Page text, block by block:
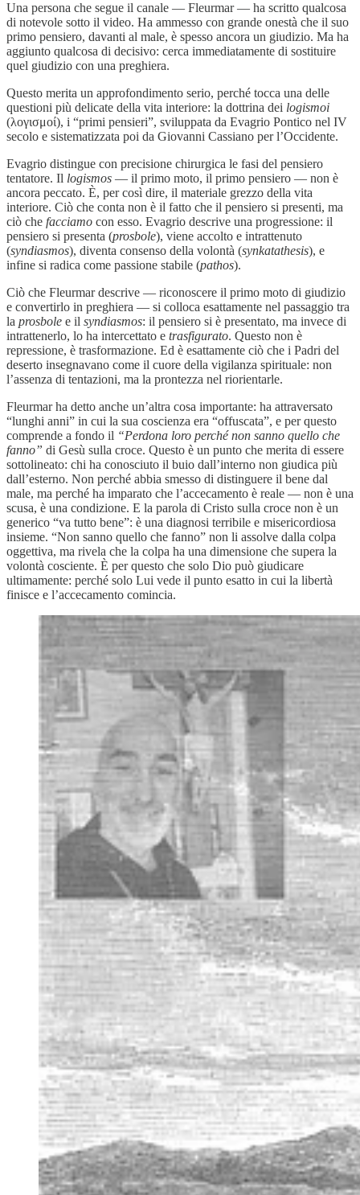
Una persona che segue il canale — Fleurmar — ha scritto qualcosa
di notevole sotto il video. Ha ammesso con grande onestà che il suo
primo pensiero, davanti al male, è spesso ancora un giudizio. Ma ha
aggiunto qualcosa di decisivo: cerca immediatamente di sostituire
quel giudizio con una preghiera.
Questo merita un approfondimento serio, perché tocca una delle
questioni più delicate della vita interiore: la dottrina dei logismoi
(λογισμοί), i “primi pensieri”, sviluppata da Evagrio Pontico nel IV
secolo e sistematizzata poi da Giovanni Cassiano per l’Occidente.
Evagrio distingue con precisione chirurgica le fasi del pensiero
tentatore. Il logismos — il primo moto, il primo pensiero — non è
ancora peccato. È, per così dire, il materiale grezzo della vita
interiore. Ciò che conta non è il fatto che il pensiero si presenti, ma
ciò che facciamo con esso. Evagrio descrive una progressione: il
pensiero si presenta (prosbole), viene accolto e intrattenuto
(syndiasmos), diventa consenso della volontà (synkatathesis), e
infine si radica come passione stabile (pathos).
Ciò che Fleurmar descrive — riconoscere il primo moto di giudizio
e convertirlo in preghiera — si colloca esattamente nel passaggio tra
la prosbole e il syndiasmos: il pensiero si è presentato, ma invece di
intrattenerlo, lo ha intercettato e trasfigurato. Questo non è
repressione, è trasformazione. Ed è esattamente ciò che i Padri del
deserto insegnavano come il cuore della vigilanza spirituale: non
l’assenza di tentazioni, ma la prontezza nel riorientarle.
Fleurmar ha detto anche un’altra cosa importante: ha attraversato
“lunghi anni” in cui la sua coscienza era “offuscata”, e per questo
comprende a fondo il “Perdona loro perché non sanno quello che
fanno” di Gesù sulla croce. Questo è un punto che merita di essere
sottolineato: chi ha conosciuto il buio dall’interno non giudica più
dall’esterno. Non perché abbia smesso di distinguere il bene dal
male, ma perché ha imparato che l’accecamento è reale — non è una
scusa, è una condizione. E la parola di Cristo sulla croce non è un
generico “va tutto bene”: è una diagnosi terribile e misericordiosa
insieme. “Non sanno quello che fanno” non li assolve dalla colpa
oggettiva, ma rivela che la colpa ha una dimensione che supera la
volontà cosciente. È per questo che solo Dio può giudicare
ultimamente: perché solo Lui vede il punto esatto in cui la libertà
finisce e l’accecamento comincia.